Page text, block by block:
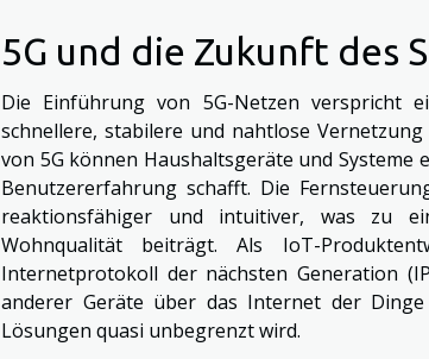
5G und die Zukunft des
Die Einführung von 5G-Netzen verspricht
schnellere, stabilere und nahtlose
von 5G können Haushaltsgeräte und
Benutzererfahrung schafft. Die
reaktionsfähiger und intuitiver, was zu
Wohnqualität beiträgt. Als IoT-
Internetprotokoll der nächsten Generation
anderer Geräte über das Internet der
Lösungen quasi unbegrenzt wird.